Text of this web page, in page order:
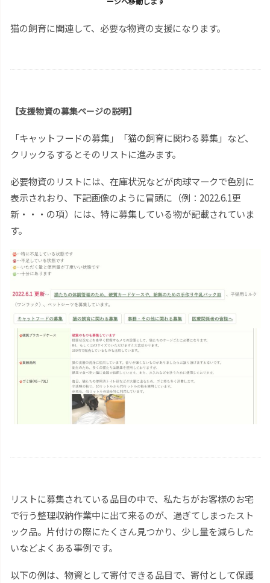
猫の飼育に関連して、必要な物資の支援になります。
【支援物資の募集ページの説明】
「キャットフードの募集」「猫の飼育に関わる募集」など、
クリックるするとそのリストに進みます。
必要物資のリストには、在庫状況などが肉球マークで色別に
表示されおり、下記画像のように冒頭に（例：2022.6.1更
新・・・の項）には、特に募集している物が記載されていま
す。
リストに募集されている品目の中で、私たちがお客様のお宅
で行う整理収納作業中に出て来るのが、過ぎてしまったスト
ック品。片付けの際にたくさん見つかり、少し量を減らした
いなどよくある事例です。
以下の例は、物資として寄付できる品目で、寄付として保護